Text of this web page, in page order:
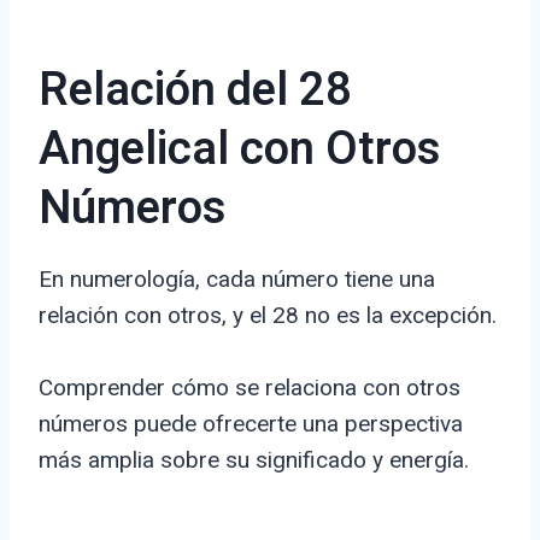
Relación del 28
Angelical con Otros
Números
En numerología, cada número tiene una
relación con otros, y el 28 no es la excepción.
Comprender cómo se relaciona con otros
números puede ofrecerte una perspectiva
más amplia sobre su significado y energía.